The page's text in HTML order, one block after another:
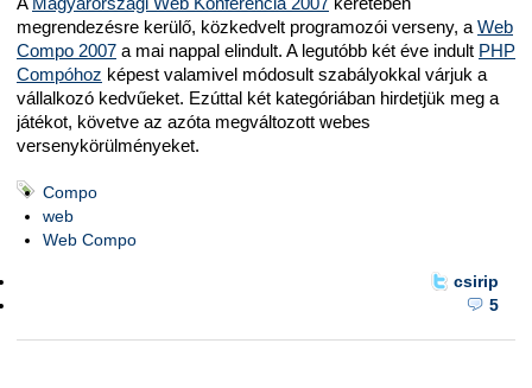
megrendezésre kerülő, közkedvelt programozói verseny, a Web
Compo 2007 a mai nappal elindult. A legutóbb két éve indult PHP
Compóhoz képest valamivel módosult szabályokkal várjuk a
vállalkozó kedvűeket. Ezúttal két kategóriában hirdetjük meg a
játékot, követve az azóta megváltozott webes
versenykörülményeket.
Compo
web
Web Compo
csirip
5